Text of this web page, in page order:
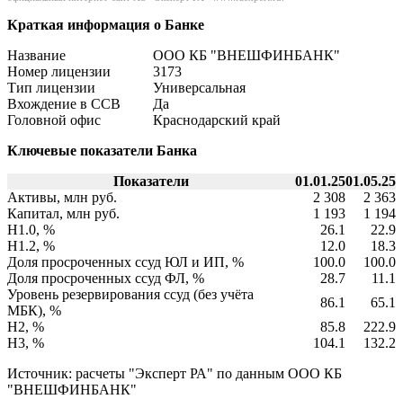
Краткая информация о Банке
Название
ООО КБ "ВНЕШФИНБАНК"
Номер лицензии
3173
Тип лицензии
Универсальная
Вхождение в ССВ
Да
Головной офис
Краснодарский край
Ключевые показатели Банка
Показатели
01.01.2501.05.25
Активы, млн руб.
2 308
2 363
Капитал, млн руб.
1 193
1 194
Н1.0, %
26.1
22.9
Н1.2, %
12.0
18.3
Доля просроченных ссуд ЮЛ и ИП, %
100.0
100.0
Доля просроченных ссуд ФЛ, %
28.7
11.1
Уровень резервирования ссуд (без учёта
МБК), %
86.1
65.1
Н2, %
85.8
222.9
Н3, %
104.1
132.2
Источник: расчеты "Эксперт РА" по данным ООО КБ
"ВНЕШФИНБАНК"